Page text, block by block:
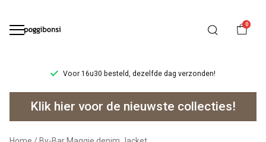
0
Voor 16u30 besteld, dezelfde dag verzonden!
By-
Bar
Klik hier voor de nieuwste collecties!